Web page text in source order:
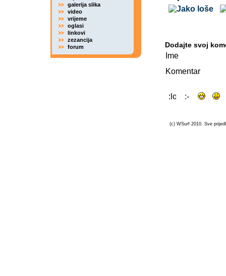
galerija slika
video
vrijeme
oglasi
linkovi
zezancija
forum
Dodajte svoj
Ime
Komentar
(c) WSurf 2010. Sve